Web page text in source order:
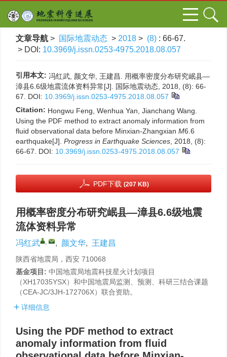
文章导航 > 国际地震动态 > 2018 > (8) : 66-67.
> DOI: 10.3969/j.issn.0253-4975.2018.08.057
引用本文: 冯红武, 颜文华, 王建昌. 用概率密度分布研究岷县—
漳县6.6级地震流体资料异常[J]. 国际地震动态, 2018, (8): 66-
67. DOI: 10.3969/j.issn.0253-4975.2018.08.057
Citation: Hongwu Feng, Wenhua Yan, Jianchang Wang.
Using the PDF method to extract anomaly information from
fluid observational data before Minxian-Zhangxian M6.6
earthquake[J]. Progress in Earthquake Sciences , 2018, (8):
66-67. DOI: 10.3969/j.issn.0253-4975.2018.08.057
PDF下载 (207 KB)
用概率密度分布研究岷县—漳县6.6级地震
流体资料异常
冯红武 , , 颜文华, 王建昌
陕西省地震局，西安 710068
基金项目: 中国地震局地震科技星火计划项目
（XH17035YSX）和中国地震局监测、预测、科研三结合课题
（CEA-JC/3JH-172706X）联合资助。
详细信息
Using the PDF method to extract
anomaly information from fluid